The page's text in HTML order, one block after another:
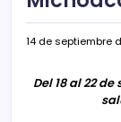
14 de septiembre
Del 18 al 22